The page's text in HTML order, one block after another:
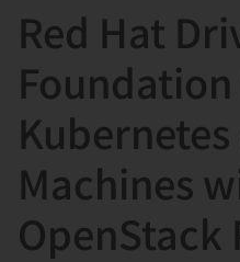
Red Hat
Machines